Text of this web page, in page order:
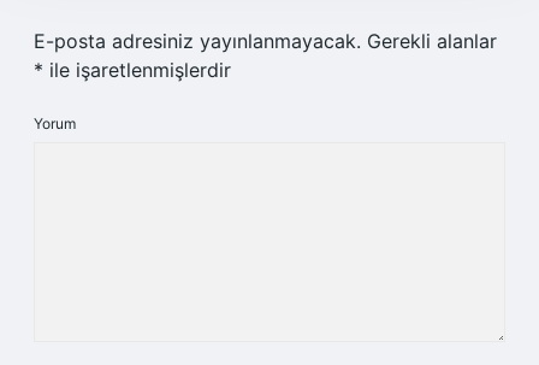
E-posta adresiniz yayınlanmayacak. Gerekli alanlar
* ile işaretlenmişlerdir
Yorum